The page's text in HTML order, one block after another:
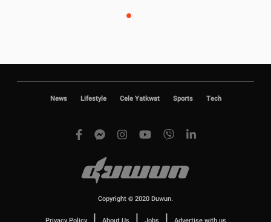
News Lifestyle Cele Yatkwat Sports Tech
Copyright © 2020 Duwun.